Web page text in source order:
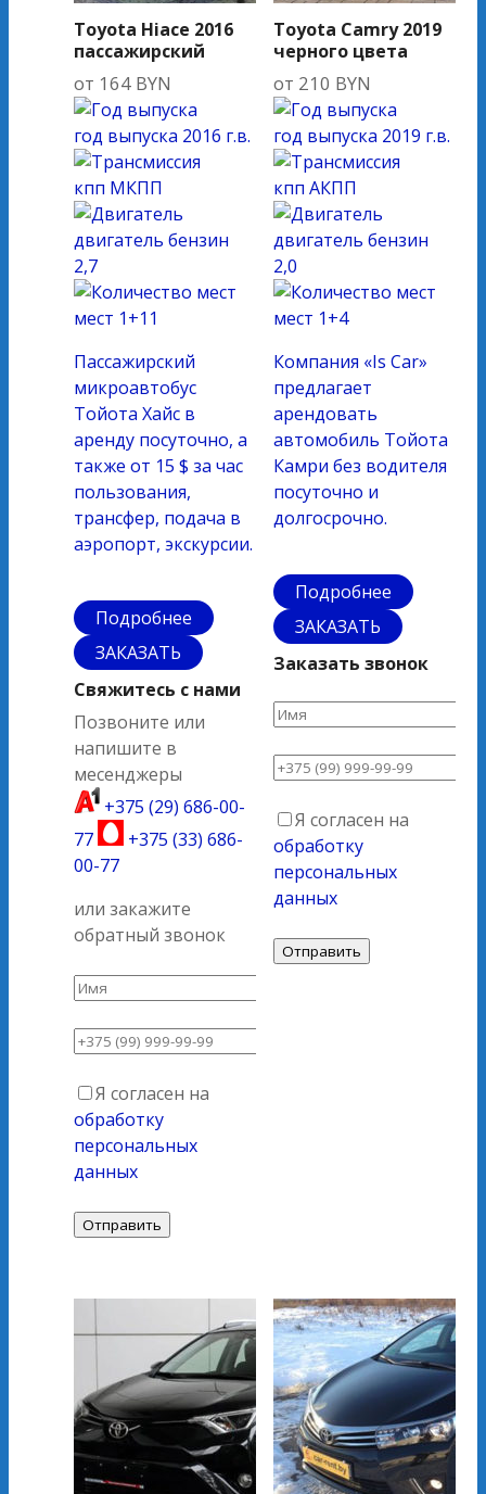
Toyota Hiace 2016
пассажирский
от 164 BYN
год выпуска 2016 г.в.
кпп МКПП
двигатель бензин
2,7
мест 1+11
Пассажирский
микроавтобус
Тойота Хайс в
аренду посуточно, а
также от 15 $ за час
пользования,
трансфер, подача в
аэропорт, экскурсии.
Подробнее
ЗАКАЗАТЬ
Свяжитесь с нами
Позвоните или
напишите в
месенджеры
+375 (29) 686-00-
77
+375 (33) 686-
00-77
или закажите
обратный звонок
Я согласен на
обработку
персональных
данных
Toyota Camry 2019
черного цвета
от 210 BYN
год выпуска 2019 г.в.
кпп АКПП
двигатель бензин
2,0
мест 1+4
Компания «Is Car»
предлагает
арендовать
автомобиль Тойота
Камри без водителя
посуточно и
долгосрочно.
Подробнее
ЗАКАЗАТЬ
Заказать звонок
Я согласен на
обработку
персональных
данных